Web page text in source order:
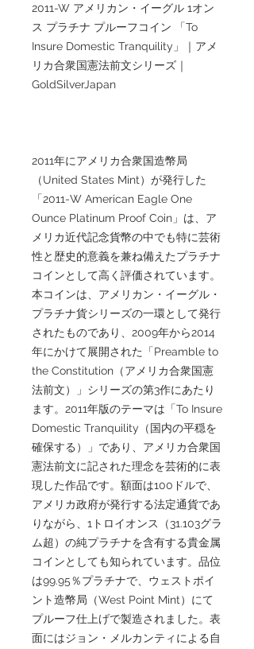
2011-W アメリカン・イーグル 1オン
ス プラチナ プルーフコイン 「To
Insure Domestic Tranquility」｜アメ
リカ合衆国憲法前文シリーズ｜
GoldSilverJapan
2011年にアメリカ合衆国造幣局
（United States Mint）が発行した
「2011-W American Eagle One
Ounce Platinum Proof Coin」は、ア
メリカ近代記念貨幣の中でも特に芸術
性と歴史的意義を兼ね備えたプラチナ
コインとして高く評価されています。
本コインは、アメリカン・イーグル・
プラチナ貨シリーズの一環として発行
されたものであり、2009年から2014
年にかけて展開された「Preamble to
the Constitution（アメリカ合衆国憲
法前文）」シリーズの第3作にあたり
ます。2011年版のテーマは「To Insure
Domestic Tranquility（国内の平穏を
確保する）」であり、アメリカ合衆国
憲法前文に記された理念を芸術的に表
現した作品です。額面は100ドルで、
アメリカ政府が発行する法定通貨であ
りながら、1トロイオンス（31.103グラ
ム超）の純プラチナを含有する貴金属
コインとしても知られています。品位
は99.95％プラチナで、ウェストポイ
ント造幣局（West Point Mint）にて
プルーフ仕上げで製造されました。表
面にはジョン・メルカンティによる自